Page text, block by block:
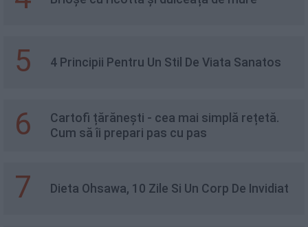
5 4 Principii Pentru Un Stil De Viata Sanatos
6
Cartofi țărănești - cea mai simplă rețetă.
Cum să îi prepari pas cu pas
7 Dieta Ohsawa, 10 Zile Si Un Corp De Invidiat